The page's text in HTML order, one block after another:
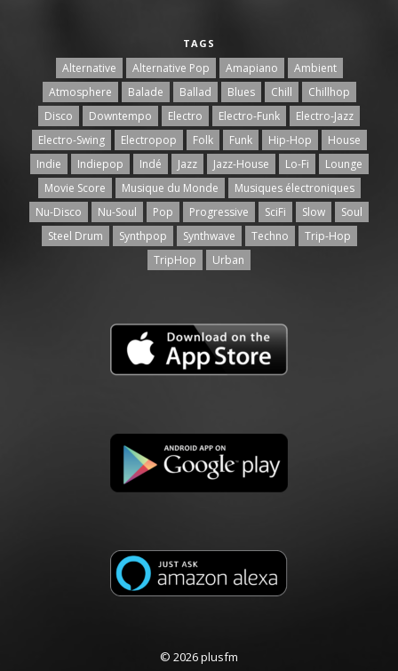
TAGS
Alternative Alternative Pop Amapiano
Ambient
Atmosphere
Balade Ballad Blues Chill
Chillhop
Disco
Downtempo Electro Electro-Funk
Electro-Jazz
Electro-Swing
Electropop Folk Funk Hip-Hop
House
Indie
Indiepop Indé Jazz Jazz-House Lo-Fi
Lounge
Movie Score
Musique du Monde
Musiques électroniques
Nu-Disco
Nu-Soul Pop Progressive SciFi Slow
Soul
Steel Drum
Synthpop Synthwave Techno
Trip-Hop
TripHop
Urban
© 2026 plusfm